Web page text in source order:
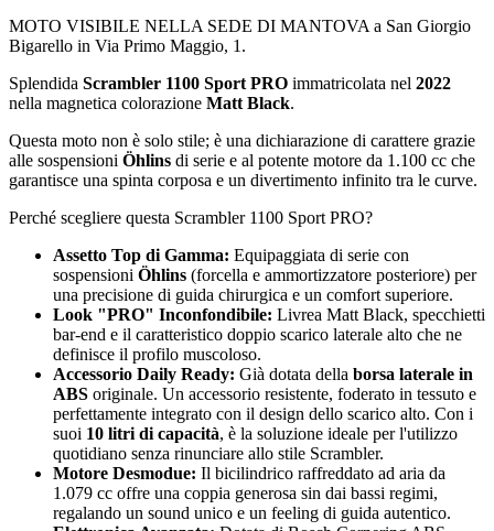
MOTO VISIBILE NELLA SEDE DI MANTOVA a San Giorgio
Bigarello in Via Primo Maggio, 1.
Splendida Scrambler 1100 Sport PRO immatricolata nel 2022
nella magnetica colorazione Matt Black.
Questa moto non è solo stile; è una dichiarazione di carattere grazie
alle sospensioni Öhlins di serie e al potente motore da 1.100 cc che
garantisce una spinta corposa e un divertimento infinito tra le curve.
Perché scegliere questa Scrambler 1100 Sport PRO?
Assetto Top di Gamma: Equipaggiata di serie con
sospensioni Öhlins (forcella e ammortizzatore posteriore) per
una precisione di guida chirurgica e un comfort superiore. ️
Look "PRO" Inconfondibile: Livrea Matt Black, specchietti
bar-end e il caratteristico doppio scarico laterale alto che ne
definisce il profilo muscoloso. ️
Accessorio Daily Ready: Già dotata della borsa laterale in
ABS originale. Un accessorio resistente, foderato in tessuto e
perfettamente integrato con il design dello scarico alto. Con i
suoi 10 litri di capacità, è la soluzione ideale per l'utilizzo
quotidiano senza rinunciare allo stile Scrambler. ️
Motore Desmodue: Il bicilindrico raffreddato ad aria da
1.079 cc offre una coppia generosa sin dai bassi regimi,
regalando un sound unico e un feeling di guida autentico.